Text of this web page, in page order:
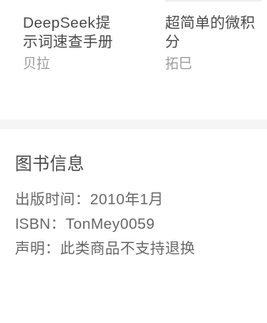
DeepSeek提
示词速查手册
贝拉
超简单的微积
分
拓巳
图书信息
出版时间： 2010年1月
ISBN： TonMey0059
声明：
此类商品不支持退换